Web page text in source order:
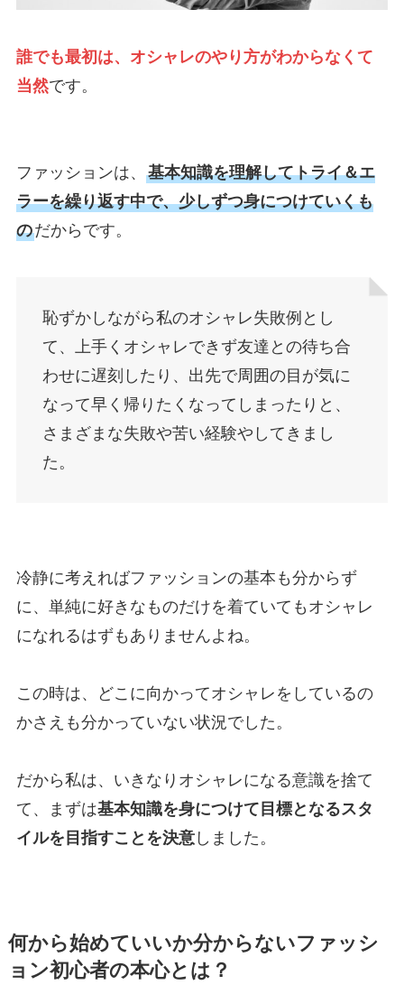
誰でも最初は、オシャレのやり方がわからなくて
当然です。
ファッションは、 基本知識を理解してトライ＆エ
ラーを繰り返す中で、少しずつ身につけていくも
のだからです。
恥ずかしながら私のオシャレ失敗例とし
て、上手くオシャレできず友達との待ち合
わせに遅刻したり、出先で周囲の目が気に
なって早く帰りたくなってしまったりと、
さまざまな失敗や苦い経験やしてきまし
た。
冷静に考えればファッションの基本も分からず
に、単純に好きなものだけを着ていてもオシャレ
になれるはずもありませんよね。
この時は、どこに向かってオシャレをしているの
かさえも分かっていない状況でした。
だから私は、いきなりオシャレになる意識を捨て
て、まずは基本知識を身につけて目標となるスタ
イルを目指すことを決意しました。
何から始めていいか分からないファッシ
ョン初心者の本心とは？